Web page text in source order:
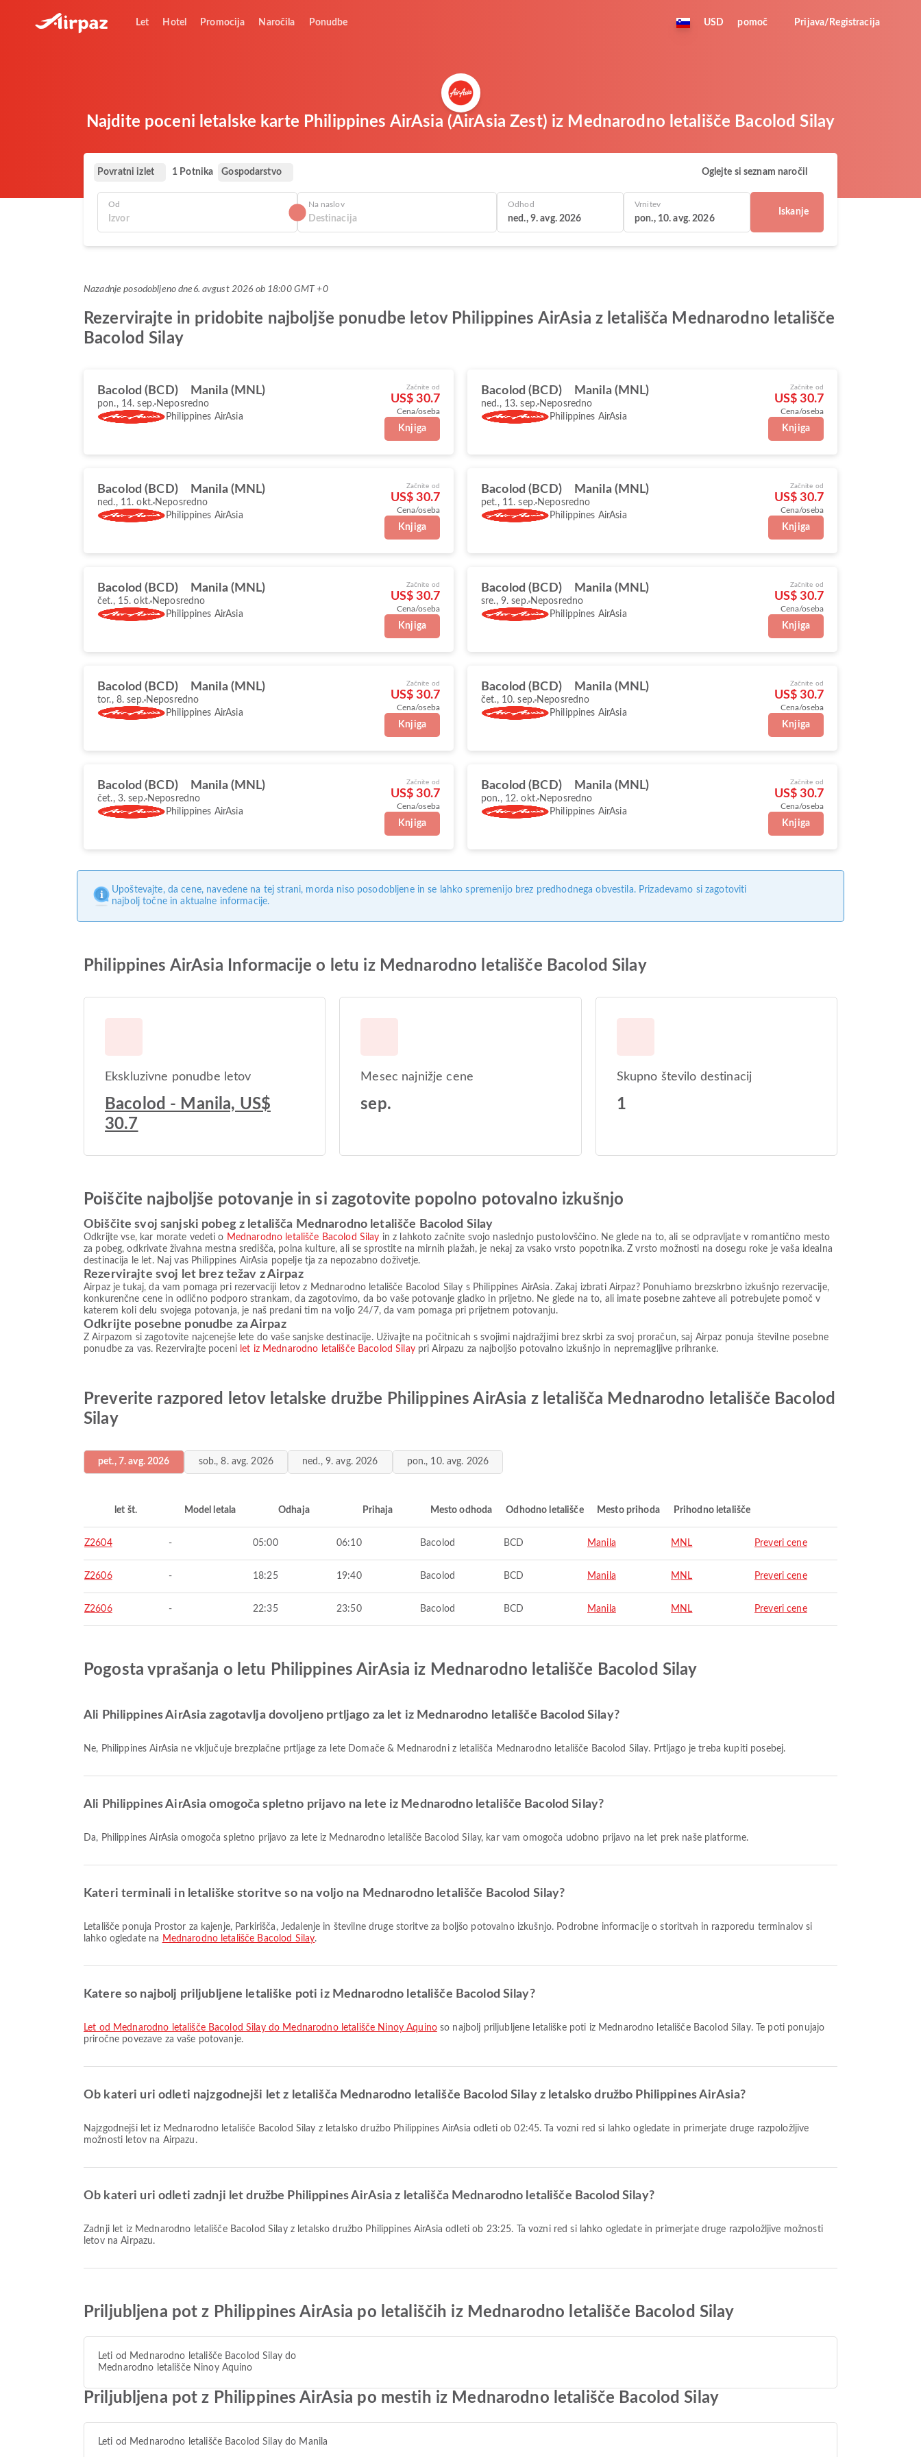
Let Hotel Promocija Naročila Ponudbe USD pomoč Prijava/Registracija
Najdite poceni letalske karte Philippines AirAsia (AirAsia Zest) iz Mednarodno letališče Bacolod Silay
Povratni izlet 1 Potnika Gospodarstvo Oglejte si seznam naročil
Od Na naslov Odhod
ned., 9. avg. 2026
Vrnitev
pon., 10. avg. 2026
Iskanje
Nazadnje posodobljeno dne 6. avgust 2026 ob 18:00 GMT +0
Rezervirajte in pridobite najboljše ponudbe letov Philippines AirAsia z letališča Mednarodno letališče
Bacolod Silay
Bacolod (BCD) Manila (MNL)
pon., 14. sep. Neposredno
Philippines AirAsia
Začnite od
US$ 30.7
Cena/oseba
Knjiga
Bacolod (BCD) Manila (MNL)
ned., 13. sep. Neposredno
Philippines AirAsia
Začnite od
US$ 30.7
Cena/oseba
Knjiga
Bacolod (BCD) Manila (MNL)
ned., 11. okt. Neposredno
Philippines AirAsia
Začnite od
US$ 30.7
Cena/oseba
Knjiga
Bacolod (BCD) Manila (MNL)
pet., 11. sep. Neposredno
Philippines AirAsia
Začnite od
US$ 30.7
Cena/oseba
Knjiga
Bacolod (BCD) Manila (MNL)
čet., 15. okt. Neposredno
Philippines AirAsia
Začnite od
US$ 30.7
Cena/oseba
Knjiga
Bacolod (BCD) Manila (MNL)
sre., 9. sep. Neposredno
Philippines AirAsia
Začnite od
US$ 30.7
Cena/oseba
Knjiga
Bacolod (BCD) Manila (MNL)
tor., 8. sep. Neposredno
Philippines AirAsia
Začnite od
US$ 30.7
Cena/oseba
Knjiga
Bacolod (BCD) Manila (MNL)
čet., 10. sep. Neposredno
Philippines AirAsia
Začnite od
US$ 30.7
Cena/oseba
Knjiga
Bacolod (BCD) Manila (MNL)
čet., 3. sep. Neposredno
Philippines AirAsia
Začnite od
US$ 30.7
Cena/oseba
Knjiga
Bacolod (BCD) Manila (MNL)
pon., 12. okt. Neposredno
Philippines AirAsia
Začnite od
US$ 30.7
Cena/oseba
Knjiga
Upoštevajte, da cene, navedene na tej strani, morda niso posodobljene in se lahko spremenijo brez predhodnega obvestila. Prizadevamo si zagotoviti
najbolj točne in aktualne informacije.
Philippines AirAsia Informacije o letu iz Mednarodno letališče Bacolod Silay
Ekskluzivne ponudbe letov
Bacolod - Manila, US$
30.7
Mesec najnižje cene
sep.
Skupno število destinacij
1
Poiščite najboljše potovanje in si zagotovite popolno potovalno izkušnjo
Obiščite svoj sanjski pobeg z letališča Mednarodno letališče Bacolod Silay
Odkrijte vse, kar morate vedeti o Mednarodno letališče Bacolod Silay in z lahkoto začnite svojo naslednjo pustolovščino. Ne glede na to, ali se odpravljate v romantično mesto
za pobeg, odkrivate živahna mestna središča, polna kulture, ali se sprostite na mirnih plažah, je nekaj za vsako vrsto popotnika. Z vrsto možnosti na dosegu roke je vaša idealna
destinacija le let. Naj vas Philippines AirAsia popelje tja za nepozabno doživetje.
Rezervirajte svoj let brez težav z Airpaz
Airpaz je tukaj, da vam pomaga pri rezervaciji letov z Mednarodno letališče Bacolod Silay s Philippines AirAsia. Zakaj izbrati Airpaz? Ponuhiamo brezskrbno izkušnjo rezervacije,
konkurenčne cene in odlično podporo strankam, da zagotovimo, da bo vaše potovanje gladko in prijetno. Ne glede na to, ali imate posebne zahteve ali potrebujete pomoč v
katerem koli delu svojega potovanja, je naš predani tim na voljo 24/7, da vam pomaga pri prijetnem potovanju.
Odkrijte posebne ponudbe za Airpaz
Z Airpazom si zagotovite najcenejše lete do vaše sanjske destinacije. Uživajte na počitnicah s svojimi najdražjimi brez skrbi za svoj proračun, saj Airpaz ponuja številne posebne
ponudbe za vas. Rezervirajte poceni let iz Mednarodno letališče Bacolod Silaypri Airpazu za najboljšo potovalno izkušnjo in nepremagljive prihranke.
Preverite razpored letov letalske družbe Philippines AirAsia z letališča Mednarodno letališče Bacolod
Silay
pet., 7. avg. 2026 sob., 8. avg. 2026 ned., 9. avg. 2026 pon., 10. avg. 2026
let št. Model letala Odhaja Prihaja Mesto odhoda Odhodno letališče Mesto prihoda Prihodno letališče
Z2604 - 05:00 06:10 Bacolod BCD Manila MNL Preveri cene
Z2606 - 18:25 19:40 Bacolod BCD Manila MNL Preveri cene
Z2606 - 22:35 23:50 Bacolod BCD Manila MNL Preveri cene
Pogosta vprašanja o letu Philippines AirAsia iz Mednarodno letališče Bacolod Silay
Ali Philippines AirAsia zagotavlja dovoljeno prtljago za let iz Mednarodno letališče Bacolod Silay?
Ne, Philippines AirAsia ne vključuje brezplačne prtljage za lete Domače & Mednarodni z letališča Mednarodno letališče Bacolod Silay. Prtljago je treba kupiti posebej.
Ali Philippines AirAsia omogoča spletno prijavo na lete iz Mednarodno letališče Bacolod Silay?
Da, Philippines AirAsia omogoča spletno prijavo za lete iz Mednarodno letališče Bacolod Silay, kar vam omogoča udobno prijavo na let prek naše platforme.
Kateri terminali in letališke storitve so na voljo na Mednarodno letališče Bacolod Silay?
Letališče ponuja Prostor za kajenje, Parkirišča, Jedalenje in številne druge storitve za boljšo potovalno izkušnjo. Podrobne informacije o storitvah in razporedu terminalov si
lahko ogledate na Mednarodno letališče Bacolod Silay.
Katere so najbolj priljubljene letališke poti iz Mednarodno letališče Bacolod Silay?
let od Mednarodno letališče Bacolod Silay do Mednarodno letališče Ninoy Aquinoso najbolj priljubljene letališke poti iz Mednarodno letališče Bacolod Silay. Te poti ponujajo
priročne povezave za vaše potovanje.
Ob kateri uri odleti najzgodnejši let z letališča Mednarodno letališče Bacolod Silay z letalsko družbo Philippines AirAsia?
Najzgodnejši let iz Mednarodno letališče Bacolod Silay z letalsko družbo Philippines AirAsia odleti ob 02:45. Ta vozni red si lahko ogledate in primerjate druge razpoložljive
možnosti letov na Airpazu.
Ob kateri uri odleti zadnji let družbe Philippines AirAsia z letališča Mednarodno letališče Bacolod Silay?
Zadnji let iz Mednarodno letališče Bacolod Silay z letalsko družbo Philippines AirAsia odleti ob 23:25. Ta vozni red si lahko ogledate in primerjate druge razpoložljive možnosti
letov na Airpazu.
Priljubljena pot z Philippines AirAsia po letališčih iz Mednarodno letališče Bacolod Silay
Leti od Mednarodno letališče Bacolod Silay do
Mednarodno letališče Ninoy Aquino
Priljubljena pot z Philippines AirAsia po mestih iz Mednarodno letališče Bacolod Silay
Leti od Mednarodno letališče Bacolod Silay do Manila